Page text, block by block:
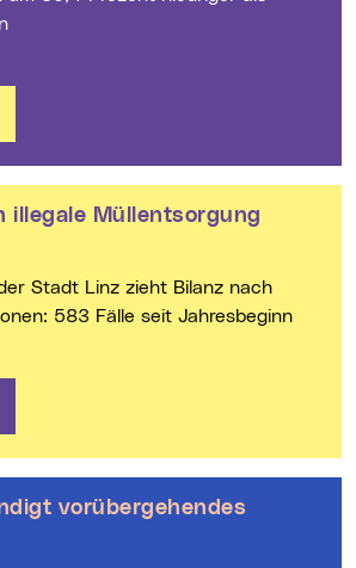
illegale Müllentsorgung
583 Fälle seit Jahresbeginn